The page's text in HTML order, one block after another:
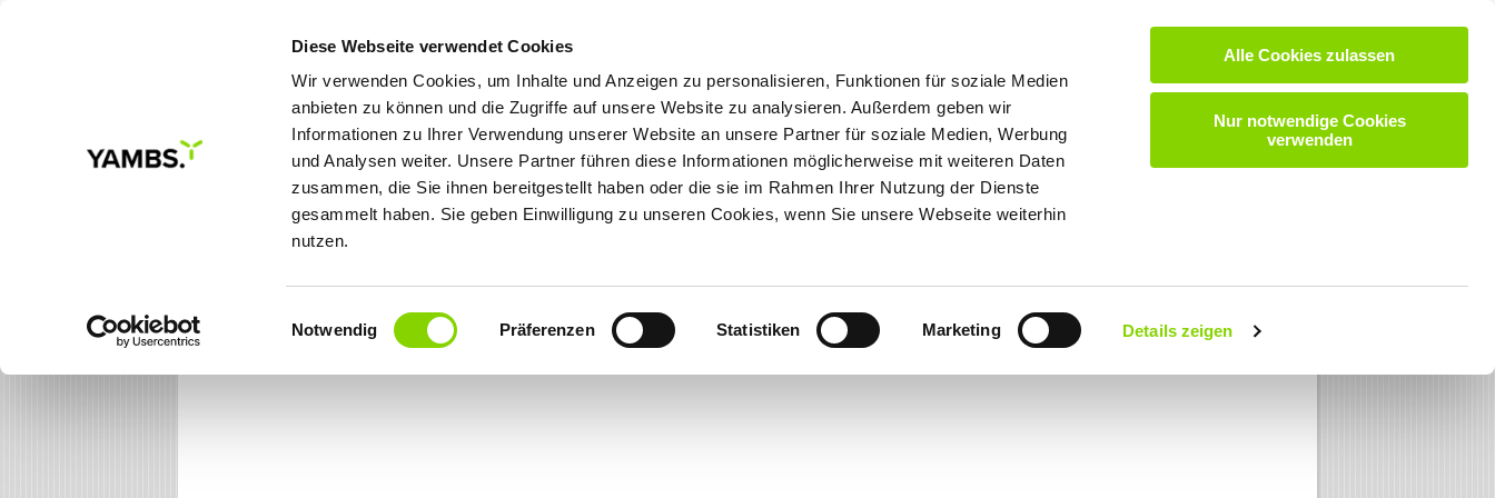
Diese Webseite verwendet Cookies
Wir verwenden Cookies, um Inhalte und Anzeigen zu personalisieren, Funktionen für soziale Medien
anbieten zu können und die Zugriffe auf unsere Website zu analysieren. Außerdem geben wir
Informationen zu Ihrer Verwendung unserer Website an unsere Partner für soziale Medien, Werbung
und Analysen weiter. Unsere Partner führen diese Informationen möglicherweise mit weiteren Daten
zusammen, die Sie ihnen bereitgestellt haben oder die sie im Rahmen Ihrer Nutzung der Dienste
gesammelt haben. Sie geben Einwilligung zu unseren Cookies, wenn Sie unsere Webseite weiterhin
nutzen.
Einwilligungsauswahl
Notwendig Präferenzen Statistiken Marketing Details zeigen
Alle Cookies zulassen
Nur notwendige Cookies
verwenden
KARRIERE KONTAKT
MEINE ZIELE LÖSUNGEN SERVICE & KNOWHOW NEWSLETTERANMELDUNG